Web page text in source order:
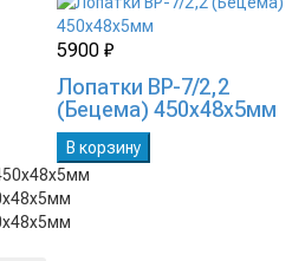
5900 ₽
Лопатки ВР-7/2,2
(Бецема) 450х48х5мм
В корзину